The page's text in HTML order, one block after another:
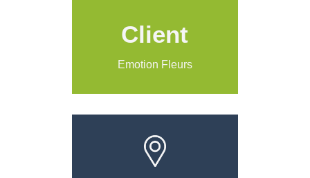
Client
Emotion Fleurs